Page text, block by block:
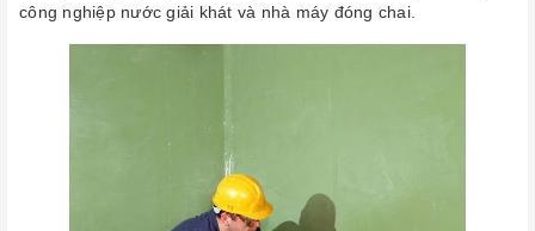
công nghiệp nước giải khát và nhà máy đóng chai.